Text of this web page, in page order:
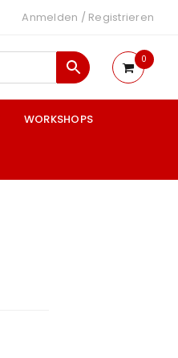
Anmelden / Registrieren
0
WORKSHOPS